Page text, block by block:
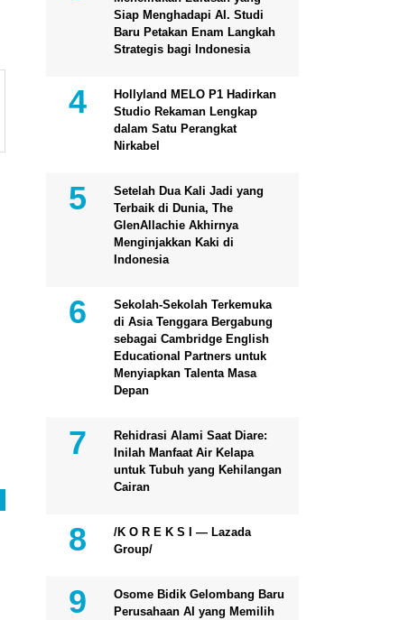
Siap Menghadapi AI. Studi
Baru Petakan Enam Langkah
Strategis bagi Indonesia
Hollyland MELO P1 Hadirkan
Studio Rekaman Lengkap
dalam Satu Perangkat
Nirkabel
Setelah Dua Kali Jadi yang
Terbaik di Dunia, The
GlenAllachie Akhirnya
Menginjakkan Kaki di
Indonesia
Sekolah-Sekolah Terkemuka
di Asia Tenggara Bergabung
sebagai Cambridge English
Educational Partners untuk
Menyiapkan Talenta Masa
Depan
Rehidrasi Alami Saat Diare:
Inilah Manfaat Air Kelapa
untuk Tubuh yang Kehilangan
Cairan
/K O R E K S I — Lazada
Group/
Osome Bidik Gelombang Baru
Perusahaan AI yang Memilih